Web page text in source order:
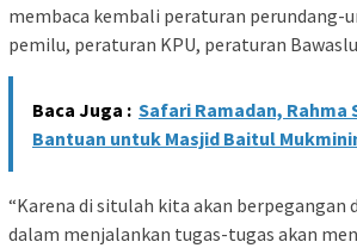
membaca kembali peraturan perundang-
pemilu, peraturan KPU, peraturan
Baca Juga : Safari Ramadan, Rahma
Bantuan untuk Masjid Baitul
“Karena di situlah kita akan berpegangan
dalam menjalankan tugas-tugas akan